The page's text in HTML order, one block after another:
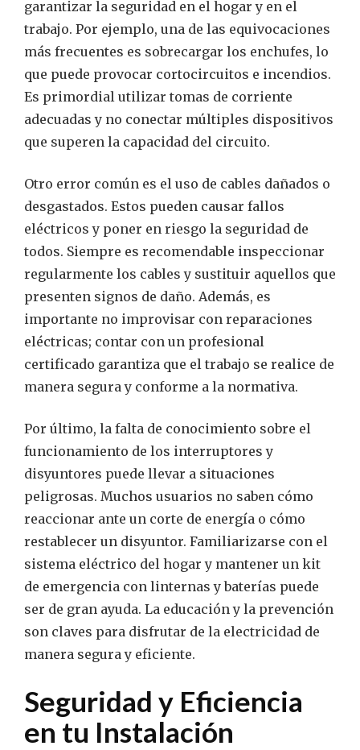
garantizar la seguridad en el hogar y en el
trabajo. Por ejemplo, una de las equivocaciones
más frecuentes es sobrecargar los enchufes, lo
que puede provocar cortocircuitos e incendios.
Es primordial utilizar tomas de corriente
adecuadas y no conectar múltiples dispositivos
que superen la capacidad del circuito.
Otro error común es el uso de cables dañados o
desgastados. Estos pueden causar fallos
eléctricos y poner en riesgo la seguridad de
todos. Siempre es recomendable inspeccionar
regularmente los cables y sustituir aquellos que
presenten signos de daño. Además, es
importante no improvisar con reparaciones
eléctricas; contar con un profesional
certificado garantiza que el trabajo se realice de
manera segura y conforme a la normativa.
Por último, la falta de conocimiento sobre el
funcionamiento de los interruptores y
disyuntores puede llevar a situaciones
peligrosas. Muchos usuarios no saben cómo
reaccionar ante un corte de energía o cómo
restablecer un disyuntor. Familiarizarse con el
sistema eléctrico del hogar y mantener un kit
de emergencia con linternas y baterías puede
ser de gran ayuda. La educación y la prevención
son claves para disfrutar de la electricidad de
manera segura y eficiente.
Seguridad y Eficiencia
en tu Instalación